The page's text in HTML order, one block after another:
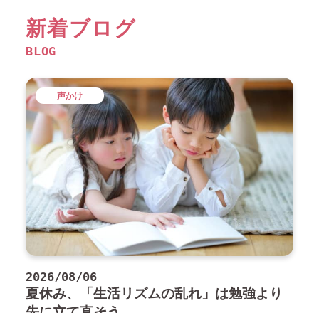
新着ブログ
BLOG
2026/08/06
夏休み、「生活リズムの乱れ」は勉強より
声かけ